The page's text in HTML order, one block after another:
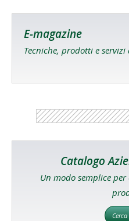
E-magazine
Tecniche, prodotti e servizi
Catalogo
Un modo semplice